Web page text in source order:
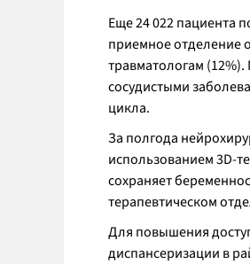
Еще 24 022 пациента
приемное отделение
травматологам
сосудистыми
цикла.
За полгода
использованием 3D-
сохраняет
терапевтическом
Для повышения
диспансеризации в